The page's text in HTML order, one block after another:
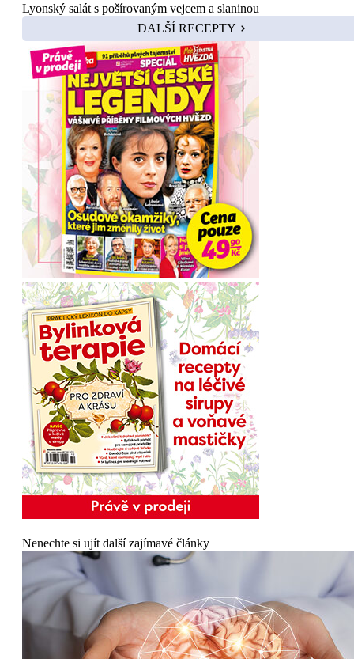
Lyonský salát s pošírovaným vejcem a slaninou
DALŠÍ RECEPTY
Nenechte si ujít další zajímavé články